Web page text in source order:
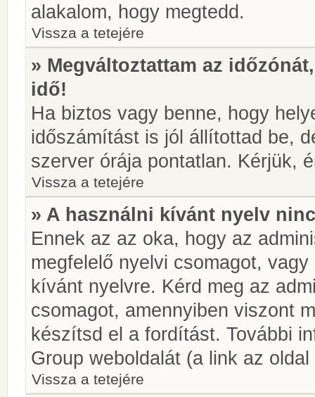
alakalom, hogy megtedd.
Vissza a tetejére
» Megváltoztattam az
idő!
Ha biztos vagy benne, hogy
időszámítást is jól állítottad be,
szerver órája pontatlan. Kérjük,
Vissza a tetejére
» A használni kívánt nyelv
Ennek az az oka, hogy az
megfelelő nyelvi csomagot,
kívánt nyelvre. Kérd meg az
csomagot, amennyiben viszont
készítsd el a fordítást. További
Group weboldalát (a link az
Vissza a tetejére